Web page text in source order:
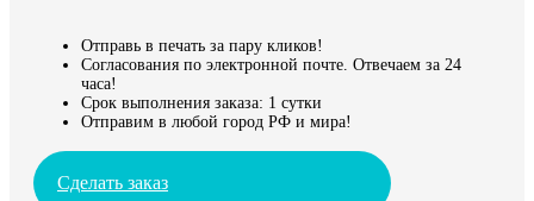
Отправь в печать за пару кликов!
Согласования по электронной почте. Отвечаем за 24
часа!
Срок выполнения заказа: 1 сутки
Отправим в любой город РФ и мира!
Сделать заказ